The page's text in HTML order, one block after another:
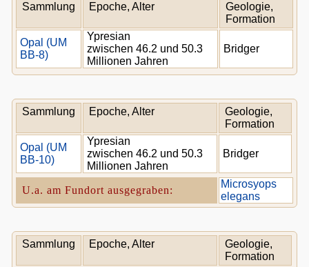
Sammlung Epoche, Alter
Geologie,
Formation
Opal (UM
BB-8)
Ypresian
zwischen 46.2 und 50.3
Millionen Jahren
Bridger
Sammlung Epoche, Alter
Geologie,
Formation
Opal (UM
BB-10)
Ypresian
zwischen 46.2 und 50.3
Millionen Jahren
Bridger
U.a. am Fundort ausgegraben:
Microsyops
elegans
Sammlung Epoche, Alter
Geologie,
Formation